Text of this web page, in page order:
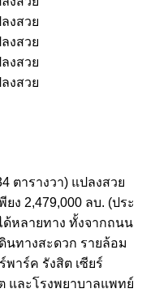
ตารางวา) แปลงสวย
ง 2,479,000 ลบ. (ประ
ด้หลายทาง ทั้งจากถนน
นทางสะดวก รายล้อม
าร์ค รังสิต เซียร์
และโรงพยาบาลแพทย์